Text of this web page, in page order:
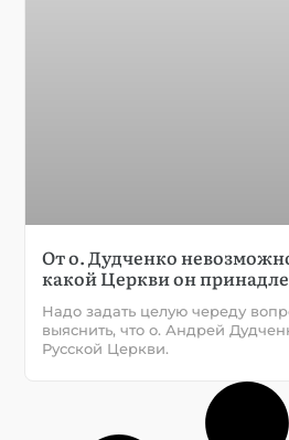
От о. Дудченко
какой Церкви он
Надо задать целую череду
выяснить, что о. Андрей
Русской Церкви.